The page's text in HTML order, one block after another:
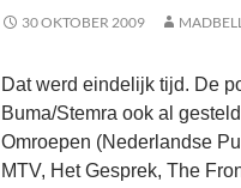
30 OKTOBER 2009
Dat werd eindelijk tijd. De
Buma/Stemra ook al
Omroepen (Nederlandse
MTV, Het Gesprek, The